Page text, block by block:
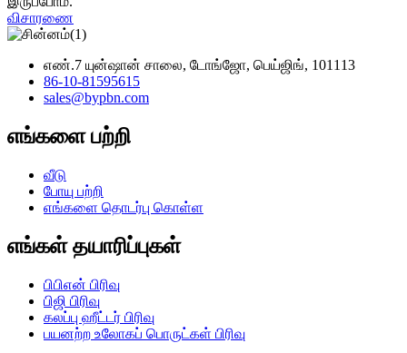
விசாரணை
எண்.7 யுன்ஷான் சாலை, டோங்ஜோ, பெய்ஜிங், 101113
86-10-81595615
sales@bypbn.com
எங்களை பற்றி
வீடு
போயு பற்றி
எங்களை தொடர்பு கொள்ள
எங்கள் தயாரிப்புகள்
பிபிஎன் பிரிவு
பிஜி பிரிவு
கலப்பு ஹீட்டர் பிரிவு
பயனற்ற உலோகப் பொருட்கள் பிரிவு